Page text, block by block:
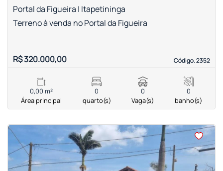
Portal da Figueira | Itapetininga
Código. 2352
Código. 2352
Terreno à venda no Portal da Figueira
R$ 320.000,00
0,00 m²
Área principal
0
quarto(s)
0
Vaga(s)
0
banho(s)
<<